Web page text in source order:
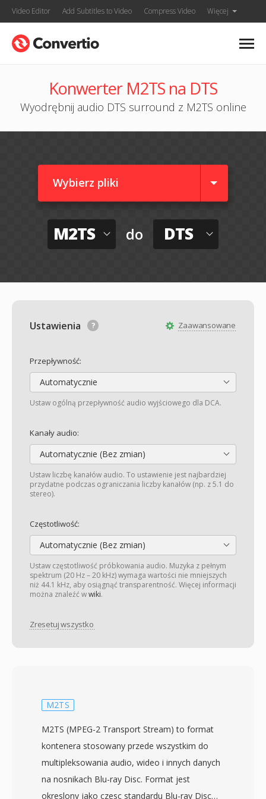
Video Editor Add Subtitles to Video Compress Video Więcej
Konwerter M2TS na DTS
Wyodrębnij audio DTS surround z M2TS online
Wybierz pliki
M2TS do DTS
Zaawansowane
Ustawienia
Przepływność:
Automatycznie
Ustaw ogólną przepływność audio wyjściowego dla DCA.
Kanały audio:
Automatycznie (Bez zmian)
Ustaw liczbę kanałów audio. To ustawienie jest najbardziej
przydatne podczas ograniczania liczby kanałów (np. z 5.1 do
stereo).
Częstotliwość:
Automatycznie (Bez zmian)
Ustaw częstotliwość próbkowania audio. Muzyka z pełnym
spektrum (20 Hz – 20 kHz) wymaga wartości nie mniejszych
niż 44.1 kHz, aby osiągnąć transparentność. Więcej informacji
można znaleźć wwiki.
Zresetuj wszystko
M2TS
M2TS (MPEG-2 Transport Stream) to format
kontenera stosowany przede wszystkim do
multipleksowania audio, wideo i innych danych
na nosnikach Blu-ray Disc. Format jest
okreslony jako czesc standardu Blu-ray Disc